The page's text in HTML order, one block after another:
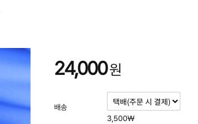
24,000원
배송
3,500₩